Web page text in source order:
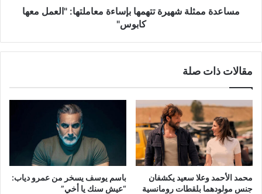
مساعدة ممثلة شهيرة تتهمها بإساءة معاملتها: "العمل معها
كابوس"
مقالات ذات صلة
محمد الأحمد وعلا سعيد يكشفان
جنس مولودهما بلقطات رومانسية
باسم يوسف يسخر من عمرو دياب:
“عيش سنك يا أخي”